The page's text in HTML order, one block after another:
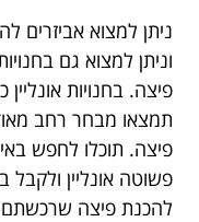
ניתן למצוא אביזרים
וניתן למצוא גם
פיצה. בחנויות אונליין
תמצאו מבחר רחב
פיצה. תוכלו לחפש
פשוטה אונליין
להכנת פיצה